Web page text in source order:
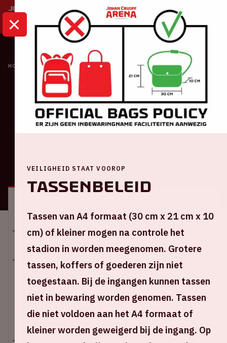
HOME KALENDER NEDERLAND - FRANKRIJK
Oranje
Nederland -
Frankrijk
ALGEMEEN BEZOEKERSINFORMATIE
Locatie en tijd
Vr 13 oktober 2023
Johan Cruijff ArenA
18.45 uur | stadion open
20.45 uur | start wedstrijd
VEILIGHEID STAAT VOOROP
Tassenbeleid
Tassen van A4 formaat (30 cm x 21 cm x 10
cm) of kleiner mogen na controle het
stadion in worden meegenomen. Grotere
tassen, koffers of goederen zijn niet
toegestaan. Bij de ingangen kunnen tassen
niet in bewaring worden genomen. Tassen
die niet voldoen aan het A4 formaat of
kleiner worden geweigerd bij de ingang. Op